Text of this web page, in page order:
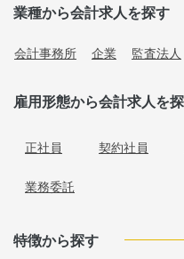
業種から会計求人を探す
会計事務所 企業 監査法人
雇用形態から会計求人を
正社員 契約社員
業務委託
特徴から探す